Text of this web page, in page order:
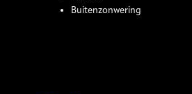
Buitenzonwering